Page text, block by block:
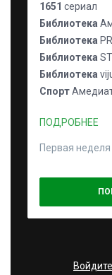
1651 сериал
Библиотека
Библиотека
Библиотека
Библиотека
Спорт
ПОДРОБНЕЕ
Первая
Войдите